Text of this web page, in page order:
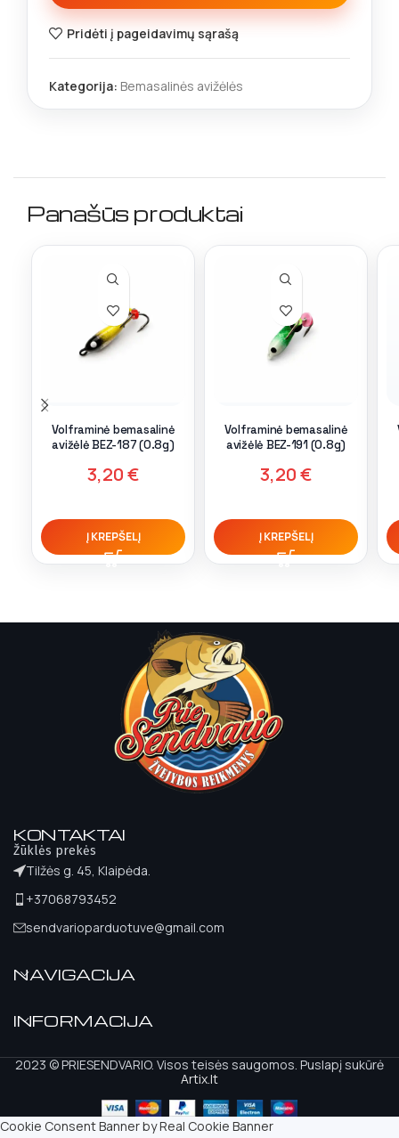
Pridėti į pageidavimų sąrašą
Kategorija: Bemasalinės avižėlės
Panašūs produktai
Volframinė bemasalinė
avižėlė BEZ-187 (0.8g)
3,20€
Į KREPŠELĮ
Volframinė bemasalinė
avižėlė BEZ-191 (0.8g)
3,20€
Į KREPŠELĮ
KONTAKTAI
Žūklės prekės
Tilžės g. 45, Klaipėda.
+37068793452
sendvarioparduotuve@gmail.com
NAVIGACIJA
INFORMACIJA
2023 © PRIESENDVARIO. Visos teisės saugomos. Puslapį sukūrė
Artix.lt
Cookie Consent Banner by Real Cookie Banner